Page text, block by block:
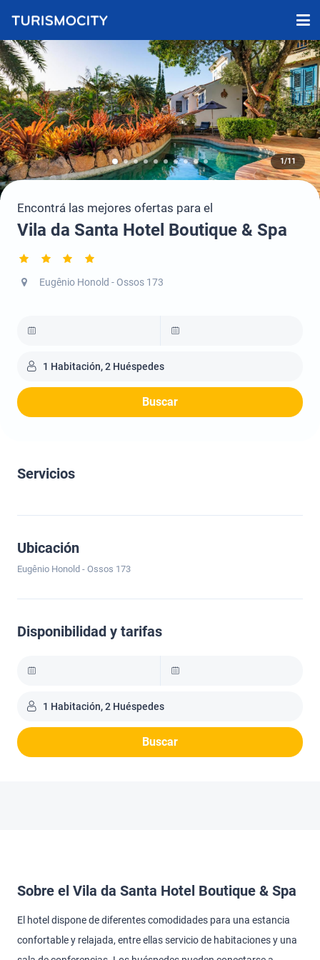
1/11
Encontrá las mejores ofertas para el
Vila da Santa Hotel Boutique & Spa
Eugênio Honold - Ossos 173
1 Habitación, 2 Huéspedes
Buscar
Servicios
Ubicación
Eugênio Honold - Ossos 173
Disponibilidad y tarifas
1 Habitación, 2 Huéspedes
Buscar
Sobre el Vila da Santa Hotel Boutique & Spa
El hotel dispone de diferentes comodidades para una estancia
confortable y relajada, entre ellas servicio de habitaciones y una